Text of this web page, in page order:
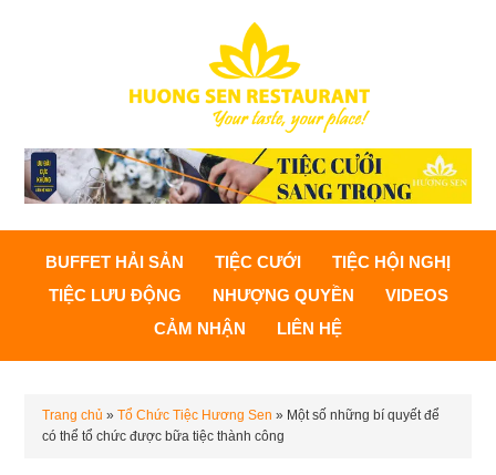
BUFFET HẢI SẢN TIỆC CƯỚI
TIỆC HỘI NGHỊ
TIỆC LƯU ĐỘNG
NHƯỢNG QUYỀN
VIDEOS
CẢM NHẬN
LIÊN HỆ
Trang chủ »Tổ Chức Tiệc Hương Sen » Một số những bí quyết để
có thể tổ chức được bữa tiệc thành công